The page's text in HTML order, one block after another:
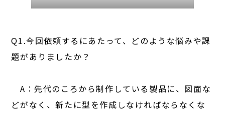
Q1.今回依頼するにあたって、どのような悩みや課
題がありましたか？
A：先代のころから制作している製品に、図面な
どがなく、新たに型を作成しなければならなくな